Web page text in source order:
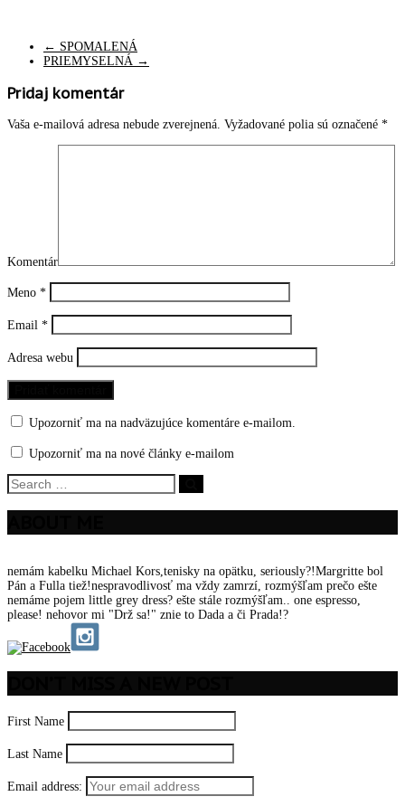
← SPOMALENÁ
PRIEMYSELNÁ →
Pridaj komentár
Vaša e-mailová adresa nebude zverejnená. Vyžadované polia sú označené *
Komentár
Meno *
Email *
Adresa webu
Upozorniť ma na nadväzujúce komentáre e-mailom.
Upozorniť ma na nové články e-mailom
nemám kabelku Michael Kors,tenisky na opätku, seriously?!Margritte bol
Pán a Fulla tiež!nespravodlivosť ma vždy zamrzí, rozmýšľam prečo ešte
nemáme pojem little grey dress? ešte stále rozmýšľam.. one espresso,
please! nehovor mi "Drž sa!" znie to Dada a či Prada!?
First Name
Last Name
Email address: